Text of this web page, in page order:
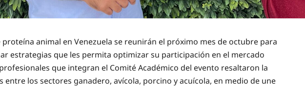
proteína animal en Venezuela se reunirán el próximo mes de octubre para
estrategias que les permita optimizar su participación en el mercado
que integran el Comité Académico del evento resaltaron la
los sectores ganadero, avícola, porcino y acuícola, en medio de une